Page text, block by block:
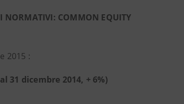
NORMATIVI: COMMON EQUITY
2015 :
31 dicembre 2014, + 6%)